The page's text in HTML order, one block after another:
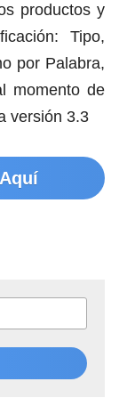
productos y
Tipo,
por Palabra,
momento de
versión 3.3